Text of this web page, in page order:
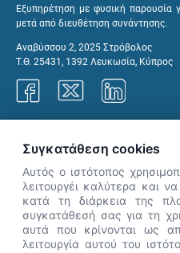
Εξυπηρέτηση με φυσική παρουσία
μετά από διευθέτηση συνάντησης.
Αναβύσσου 2, 2025 Στρόβολος
Τ.Θ. 25431, 1392 Λευκωσία, Κύπρος
👋 Καλώς
Πες μου
Συγκατάθεση cookies
Αυτός ο ιστότοπος
λειτουργέι καλύτερα και
κατά τη διάρκεια της
συγκατάθεσή σας για τη
αυτά που κρίνονται ως
λειτουργία αυτού του